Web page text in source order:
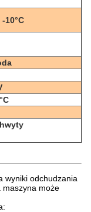
-10°C
wyniki odchudzania
maszyna może